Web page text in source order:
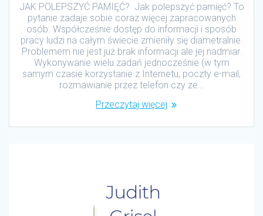
JAK POLEPSZYĆ PAMIĘĆ? Jak polepszyć pamięć? To
pytanie zadaje sobie coraz więcej zapracowanych
osób. Współcześnie dostęp do informacji i sposób
pracy ludzi na całym świecie zmieniły się diametralnie.
Problemem nie jest już brak informacji ale jej nadmiar.
Wykonywanie wielu zadań jednocześnie (w tym
samym czasie korzystanie z Internetu, poczty e-mail,
rozmawianie przez telefon czy ze…
Przeczytaj więcej